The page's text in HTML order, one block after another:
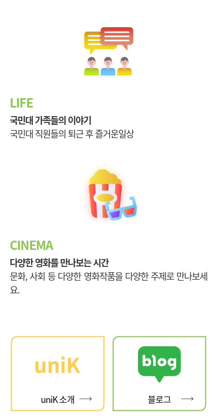
LIFE
국민대 가족들의 이야기
국민대 직원들의 퇴근 후 즐거운일상
CINEMA
다양한 영화를 만나보는 시간
문화, 사회 등 다양한 영화작품을 다양한 주제로 만나보세
요.
uniK 소개 블로그